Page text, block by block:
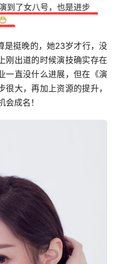
是挺晚的，她23岁才行，没
刚出道的时候演技确实存在
一直没什么进展，但在《演
大，再加上资源的提升，
成名！